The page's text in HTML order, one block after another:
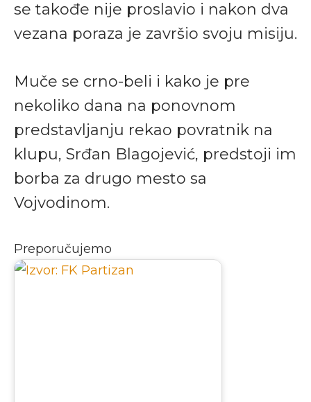
se takođe nije proslavio i nakon dva
vezana poraza je završio svoju misiju.
Muče se crno-beli i kako je pre
nekoliko dana na ponovnom
predstavljanju rekao povratnik na
klupu, Srđan Blagojević, predstoji im
borba za drugo mesto sa
Vojvodinom.
Preporučujemo